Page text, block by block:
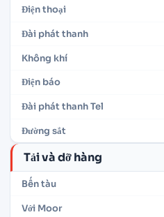
Điện thoại
Đài phát thanh
Không khí
Điện báo
Đài phát thanh Tel
Đường sắt
Tải và dỡ hàng
Bến tàu
Với Moor